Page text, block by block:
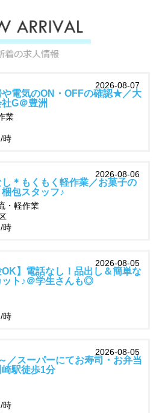
2026-08-07
や電気のON・OFFの確認★／大
G＠豊洲
業
時
2026-08-06
し＊もくもく軽作業／お菓子の
包スタッフ♪
・軽作業
時
2026-08-05
OK】電話なし！品出し＆簡単な
ット♪＠学生さんも◎
時
2026-08-05
／スーパーにてお寿司・お弁当
駅徒歩1分
時